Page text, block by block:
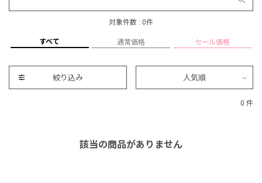
対象件数 : 0件
すべて 通常価格 セール価格
絞り込み 人気順
0 件
該当の商品がありません